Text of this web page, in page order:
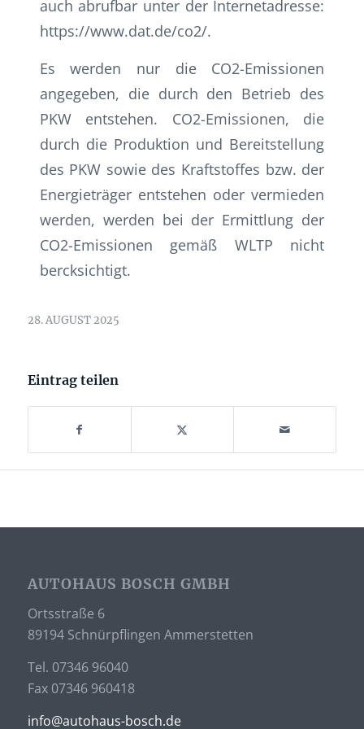
auch abrufbar unter der Internetadresse:
https://www.dat.de/co2/.
Es werden nur die CO2-Emissionen
angegeben, die durch den Betrieb des
PKW entstehen. CO2-Emissionen, die
durch die Produktion und Bereitstellung
des PKW sowie des Kraftstoffes bzw. der
Energieträger entstehen oder vermieden
werden, werden bei der Ermittlung der
CO2-Emissionen gemäß WLTP nicht
bercksichtigt.
28. AUGUST 2025
Eintrag teilen
AUTOHAUS BOSCH GMBH
Ortsstraße 6
89194 Schnürpflingen Ammerstetten
Tel. 07346 96040
Fax 07346 960418
info@autohaus-bosch.de